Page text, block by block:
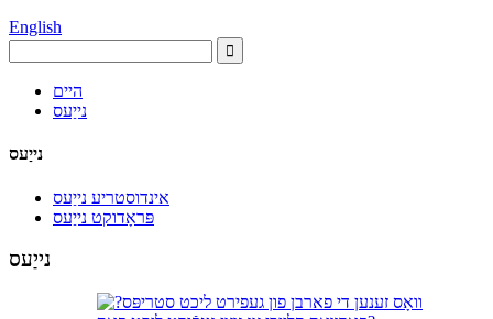
English
היים
נייַעס
נייַעס
אינדוסטריע נייַעס
פּראָדוקט נייַעס
נייַעס